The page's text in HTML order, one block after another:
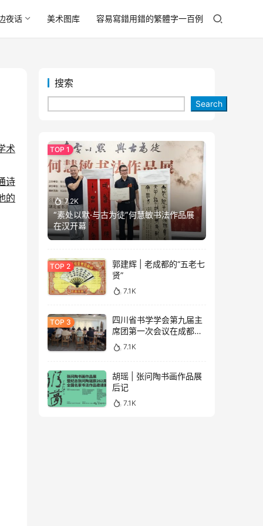
夜话 美术图库 容易寫錯用錯的繁體字一百例
术
诗
的
搜索
Search
7.2K
“素处以默·与古为徒”何慧敏书法作品展
在汉开幕
郭建辉 | 老成都的“五老七
贤”
7.1K
四川省书学学会第九届主
席团第一次会议在成都召
开（附学会专委会成员名
单）
7.1K
胡瑶 | 张问陶书画作品展
后记
7.1K